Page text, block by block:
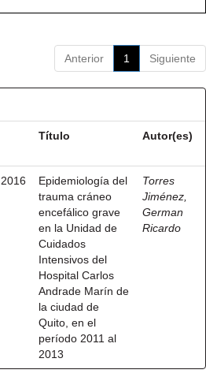
Anterior 1 Siguiente
Título Autor(es)
2016
Epidemiología del
trauma cráneo
encefálico grave
en la Unidad de
Cuidados
Intensivos del
Hospital Carlos
Andrade Marín de
la ciudad de
Quito, en el
período 2011 al
2013
Torres
Jiménez,
German
Ricardo